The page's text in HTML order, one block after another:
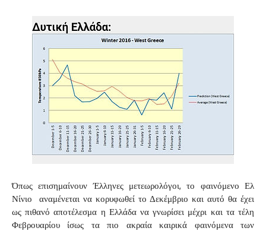
Όπως επισημαίνουν Έλληνες μετεωρολόγοι, το φαινόμενο Ελ
Νίνιο αναμένεται να κορυφωθεί το Δεκέμβριο και αυτό θα έχει
ως πιθανό αποτέλεσμα η Ελλάδα να γνωρίσει μέχρι και τα τέλη
Φεβρουαρίου ίσως τα πιο ακραία καιρικά φαινόμενα των